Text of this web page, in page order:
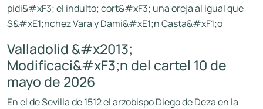
pidi&#xF3; el indulto; cort&#xF3; una oreja al igual que
S&#xE1;nchez Vara y Dami&#xE1;n Casta&#xF1;o
Valladolid &#x2013;
Modificaci&#xF3;n del cartel 10 de
mayo de 2026
En el de Sevilla de 1512 el arzobispo Diego de Deza en la